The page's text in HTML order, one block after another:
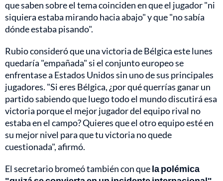
que saben sobre el tema coinciden en que el jugador "ni
siquiera estaba mirando hacia abajo" y que "no sabía
dónde estaba pisando".
Rubio consideró que una victoria de Bélgica este lunes
quedaría "empañada" si el conjunto europeo se
enfrentase a Estados Unidos sin uno de sus principales
jugadores. "Si eres Bélgica, ¿por qué querrías ganar un
partido sabiendo que luego todo el mundo discutirá esa
victoria porque el mejor jugador del equipo rival no
estaba en el campo? Quieres que el otro equipo esté en
su mejor nivel para que tu victoria no quede
cuestionada", afirmó.
El secretario bromeó también con quela polémica